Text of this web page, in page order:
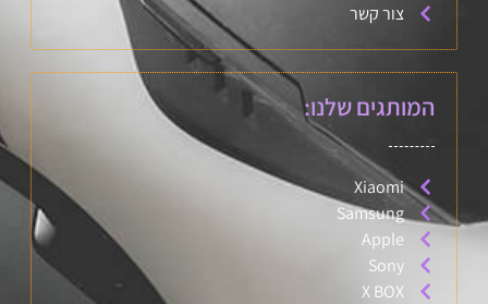
צור קשר
המותגים שלנו:
Xiaomi
Samsung
Apple
Sony
X BOX